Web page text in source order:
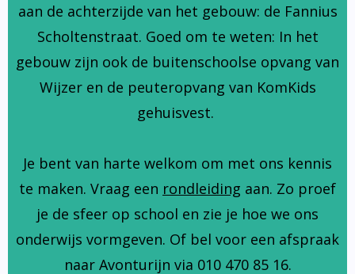
aan de achterzijde van het gebouw: de Fannius
Scholtenstraat. Goed om te weten: In het
gebouw zijn ook de buitenschoolse opvang van
Wijzer en de peuteropvang van KomKids
gehuisvest.
Je bent van harte welkom om met ons kennis
te maken. Vraag een rondleiding aan. Zo proef
je de sfeer op school en zie je hoe we ons
onderwijs vormgeven. Of bel voor een afspraak
naar Avonturijn via 010 470 85 16.